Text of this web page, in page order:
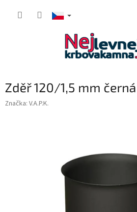
Zděř 120/1,5 mm černá
Značka: V.A.P.K.